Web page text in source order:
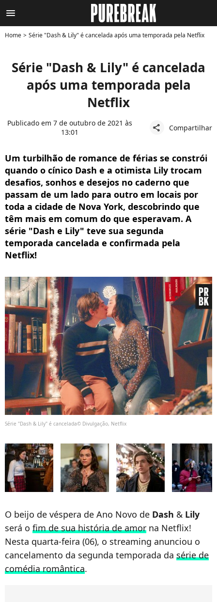
menu
Home Série "Dash & Lily" é cancelada após uma temporada pela Netflix
Série "Dash & Lily" é cancelada
após uma temporada pela
Netflix
Publicado em 7 de outubro de 2021 às
13:01
share Compartilhar
Um turbilhão de romance de férias se constrói
quando o cínico Dash e a otimista Lily trocam
desafios, sonhos e desejos no caderno que
passam de um lado para outro em locais por
toda a cidade de Nova York, descobrindo que
têm mais em comum do que esperavam. A
série "Dash e Lily" teve sua segunda
temporada cancelada e confirmada pela
Netflix!
Série "Dash & Lily" é cancelada© Divulgação, Netflix
O beijo de véspera de Ano Novo de Dash & Lily
será o fim de sua história de amor na Netflix!
Nesta quarta-feira (06), o streaming anunciou o
cancelamento da segunda temporada da série de
comédia romântica.